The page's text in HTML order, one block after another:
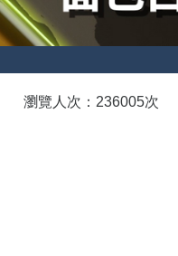
瀏覽人次：236005次